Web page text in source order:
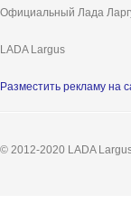
Официальный Лада
LADA Largus
Разместить рекламу на
© 2012-2020 LADA